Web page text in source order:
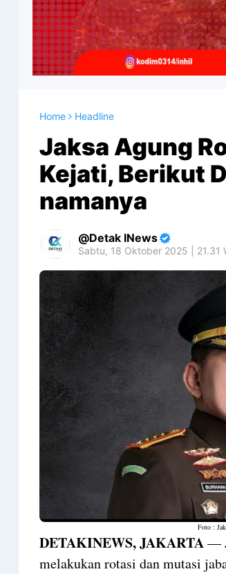
Home Headline
Jaksa Agung
Kejati, Berikut
namanya
Detak INews
Sabtu, 18 Oktober 2025 | 21.31
Foto :
DETAKINEWS, JAKARTA—
melakukan rotasi dan mutasi